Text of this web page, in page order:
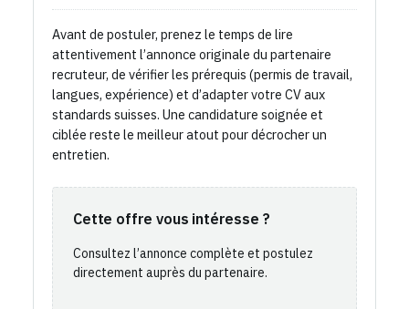
Avant de postuler, prenez le temps de lire
attentivement l’annonce originale du partenaire
recruteur, de vérifier les prérequis (permis de travail,
langues, expérience) et d’adapter votre CV aux
standards suisses. Une candidature soignée et
ciblée reste le meilleur atout pour décrocher un
entretien.
Cette offre vous intéresse ?
Consultez l’annonce complète et postulez
directement auprès du partenaire.